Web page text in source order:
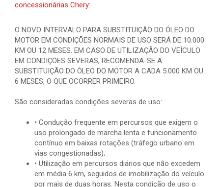
concessionárias Chery:
O NOVO INTERVALO PARA SUBSTITUIÇÃO DO ÓLEO DO
MOTOR EM CONDIÇÕES NORMAIS DE USO SERÁ DE 10.000
KM OU 12 MESES. EM CASO DE UTILIZAÇÃO DO VEÍCULO
EM CONDIÇÕES SEVERAS, RECOMENDA-SE A
SUBSTITUIÇÃO DO ÓLEO DO MOTOR A CADA 5.000 KM OU
6 MESES, O QUE OCORRER PRIMEIRO.
São consideradas condições severas de uso:
• Condução frequente em percursos que exigem o
uso prolongado de marcha lenta e funcionamento
contínuo em baixas rotações (tráfego urbano em
vias congestionadas);
• Utilização em percursos diários que não excedem
em média 6 km, seguidos de imobilização do veículo
por mais de duas horas. Nesta condição de uso o